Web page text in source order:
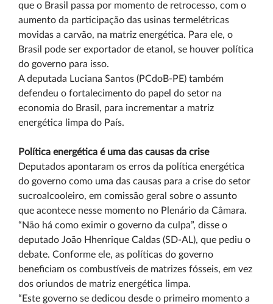
que o Brasil passa por momento de retrocesso, com o
aumento da participação das usinas termelétricas
movidas a carvão, na matriz energética. Para ele, o
Brasil pode ser exportador de etanol, se houver política
do governo para isso.
A deputada Luciana Santos (PCdoB-PE) também
defendeu o fortalecimento do papel do setor na
economia do Brasil, para incrementar a matriz
energética limpa do País.
Política energética é uma das causas da crise
Deputados apontaram os erros da política energética
do governo como uma das causas para a crise do setor
sucroalcooleiro, em comissão geral sobre o assunto
que acontece nesse momento no Plenário da Câmara.
“Não há como eximir o governo da culpa”, disse o
deputado João Hhenrique Caldas (SD-AL), que pediu o
debate. Conforme ele, as políticas do governo
beneficiam os combustíveis de matrizes fósseis, em vez
dos oriundos de matriz energética limpa.
“Este governo se dedicou desde o primeiro momento a